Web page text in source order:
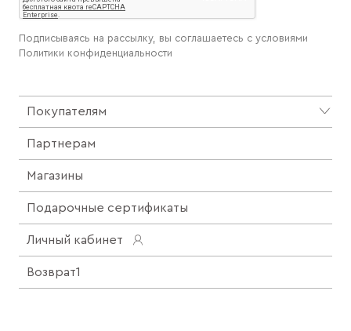
Покупателям
Партнерам
Магазины
Подарочные сертификаты
Личный кабинет
Возврат1
Подписываясь на рассылку, вы соглашаетесь с условиями
Политики конфиденциальности